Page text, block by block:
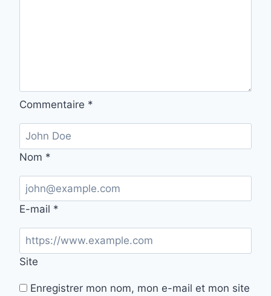
Commentaire *
Nom *
E-mail *
Site
Enregistrer mon nom, mon e-mail et mon site